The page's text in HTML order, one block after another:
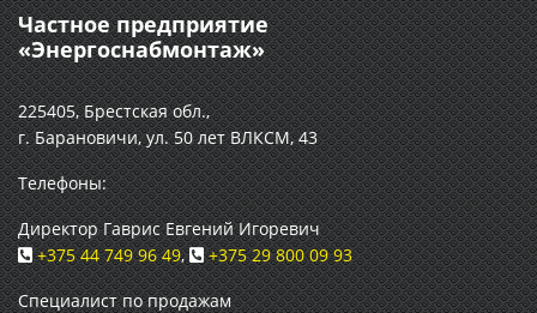
Частное предприятие
«Энергоснабмонтаж»
225405, Брестская обл.,
г. Барановичи, ул. 50 лет ВЛКСМ, 43
Телефоны:
Директор Гаврис Евгений Игоревич
+375 44 749 96 49,
+375 29 800 09 93
Специалист по продажам